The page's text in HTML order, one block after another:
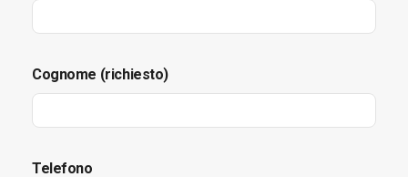
Cognome (richiesto)
Telefono